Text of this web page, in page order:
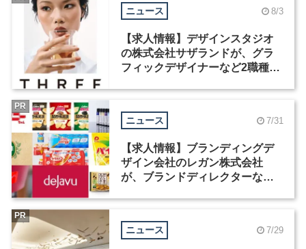
ニュース 8/3
【求人情報】デザインスタジオ
の株式会社サザランドが、グラ
フィックデザイナーなど2職種を
ニュース 7/31
【求人情報】ブランディングデ
ザイン会社のレガン株式会社
が、ブランドディレクターなど3
PR
ニュース 7/29
PR